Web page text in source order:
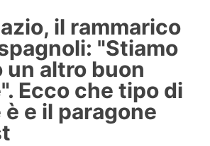
il rammarico
"Stiamo
un altro buon
Ecco che tipo di
e il paragone